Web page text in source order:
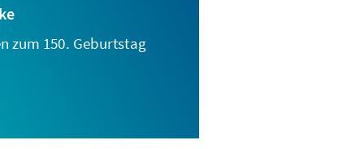
zum 150. Geburtstag